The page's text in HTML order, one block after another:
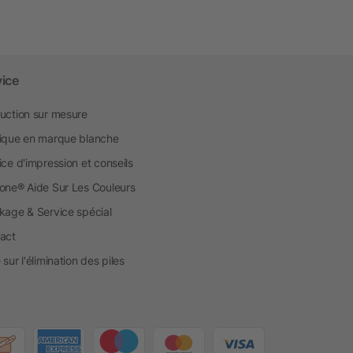
sur mesure
en marque blanche
d'impression et conseils
Aide Sur Les Couleurs
& Service spécial
l'élimination des piles